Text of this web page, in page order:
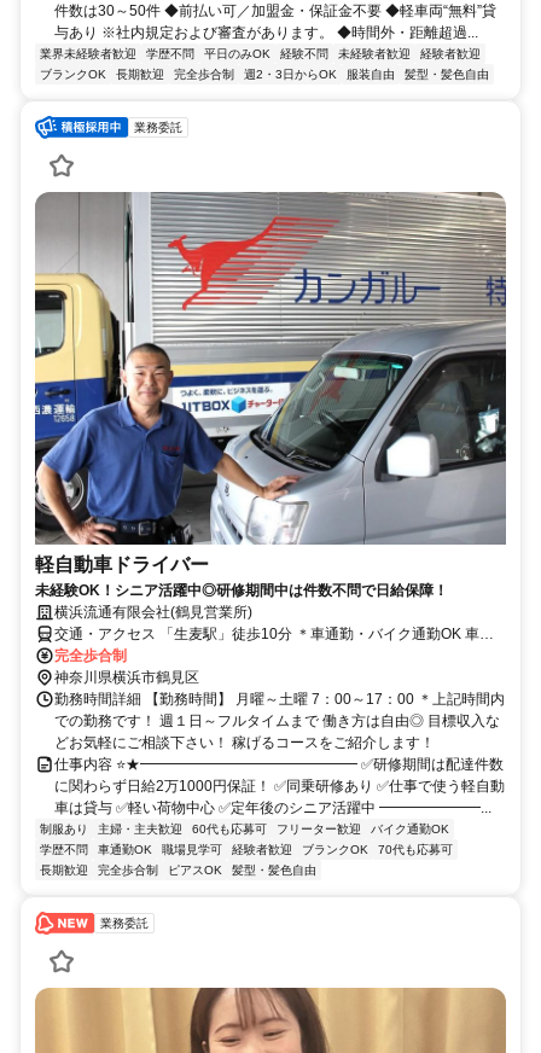
件数は30～50件 ◆前払い可／加盟金・保証金不要 ◆軽車両“無料”貸
与あり ※社内規定および審査があります。 ◆時間外・距離超過...
業界未経験者歓迎 学歴不問 平日のみOK 経験不問 未経験者歓迎
経験者歓迎
ブランクOK
長期歓迎 完全歩合制 週2・3日からOK 服装自由 髪型・髪色自由
業務委託
軽自動車ドライバー
未経験OK！シニア活躍中◎研修期間中は件数不問で日給保障！
横浜流通有限会社(鶴見営業所)
交通・アクセス 「生麦駅」徒歩10分 ＊車通勤・バイク通勤OK 車両
車庫/鶴見区生麦or神奈川区三枚町
完全歩合制
神奈川県横浜市鶴見区
勤務時間詳細 【勤務時間】 月曜～土曜 7：00～17：00 ＊上記時間内
での勤務です！ 週１日～フルタイムまで 働き方は自由◎ 目標収入な
どお気軽にご相談下さい！ 稼げるコースをご紹介します！
仕事内容 ⭐★━━━━━━━━━━━━━━━ ✅研修期間は配達件数
に関わらず日給2万1000円保証！ ✅同乗研修あり ✅仕事で使う軽自動
車は貸与 ✅軽い荷物中心 ✅定年後のシニア活躍中 ━━━━━━━...
制服あり 主婦・主夫歓迎 60代も応募可 フリーター歓迎
バイク通勤OK
学歴不問
車通勤OK 職場見学可 経験者歓迎 ブランクOK
70代も応募可
長期歓迎
完全歩合制 ピアスOK 髪型・髪色自由
業務委託